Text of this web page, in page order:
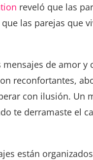
reveló que las
las parejas que
mensajes de amor
reconfortantes,
con ilusión. Un
te derramaste el
están